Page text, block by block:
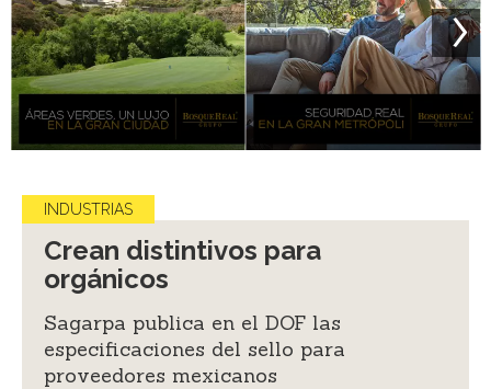
INDUSTRIAS
Crean distintivos para
orgánicos
Sagarpa publica en el DOF las
especificaciones del sello para
proveedores mexicanos